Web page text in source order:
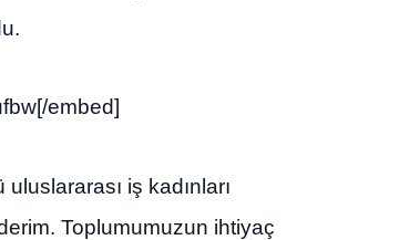
embed]
iş kadınları
Toplumumuzun ihtiyaç